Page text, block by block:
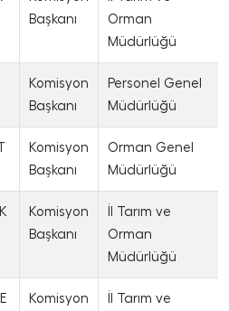
Başkanı
Orman
Müdürlüğü
Komisyon
Başkanı
Personel Genel
Müdürlüğü
Komisyon
Başkanı
Orman Genel
Müdürlüğü
Komisyon
Başkanı
İl Tarım ve
Orman
Müdürlüğü
Komisyon
İl Tarım ve